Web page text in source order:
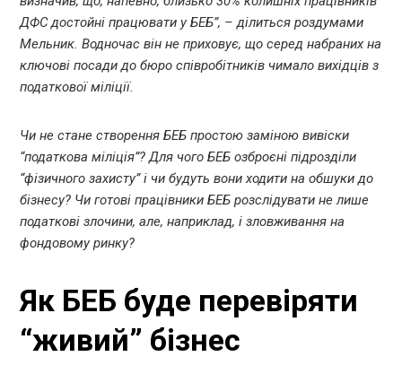
ДФС достойні працювати у БЕБ”, – ділиться роздумами
Мельник. Водночас він не приховує, що серед набраних на
ключові посади до бюро співробітників чимало вихідців з
податкової міліції.
Чи не стане створення БЕБ простою заміною вивіски
“податкова міліція”? Для чого БЕБ озброєні підрозділи
“фізичного захисту” і чи будуть вони ходити на обшуки до
бізнесу? Чи готові працівники БЕБ розслідувати не лише
податкові злочини, але, наприклад, і зловживання на
фондовому ринку?
Як БЕБ буде перевіряти
“живий” бізнес